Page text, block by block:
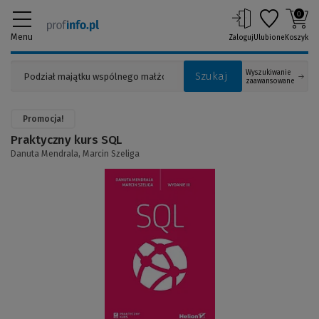
Menu
Szukaj
Wyszukiwanie
zaawansowane
ZalogujUlubione
0
Koszyk
Promocja!
Praktyczny kurs SQL
Danuta Mendrala, Marcin Szeliga